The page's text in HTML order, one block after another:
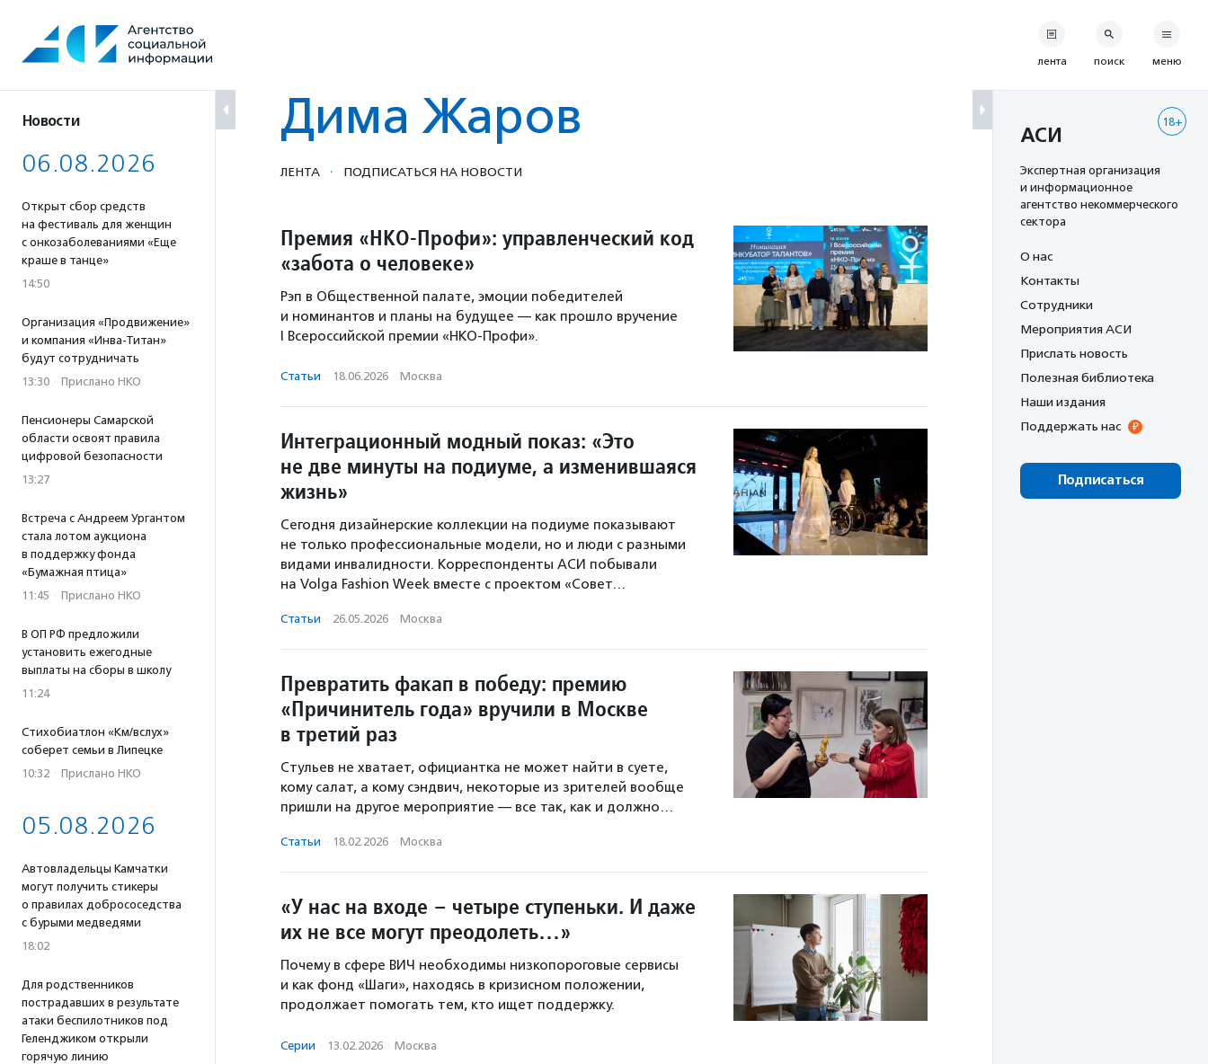
содержанию
Новости
06.08.2026
Открыт сбор средств
на фестиваль для женщин
с онкозаболеваниями «Еще
краше в танце»
14:50
Организация «Продвижение»
и компания «Инва-Титан»
будут сотрудничать
13:30 · Прислано НКО
Пенсионеры Самарской
области освоят правила
цифровой безопасности
13:27
Встреча с Андреем Ургантом
стала лотом аукциона
в поддержку фонда
«Бумажная птица»
11:45 · Прислано НКО
В ОП РФ предложили
установить ежегодные
выплаты на сборы в школу
11:24
Стихобиатлон «Км/вслух»
соберет семьи в Липецке
10:32 · Прислано НКО
05.08.2026
Автовладельцы Камчатки
могут получить стикеры
о правилах добрососедства
с бурыми медведями
18:02
Для родственников
пострадавших в результате
атаки беспилотников под
Геленджиком открыли
горячую линию
Дима Жаров
ЛЕНТА · ПОДПИСАТЬСЯ НА НОВОСТИ
Премия «НКО-Профи»: управленческий код
«забота о человеке»
Рэп в Общественной палате, эмоции победителей
и номинантов и планы на будущее — как прошло вручение
I Всероссийской премии «НКО-Профи».
Статьи · 18.06.2026 · Москва
Интеграционный модный показ: «Это
не две минуты на подиуме, а изменившаяся
жизнь»
Сегодня дизайнерские коллекции на подиуме показывают
не только профессиональные модели, но и люди с разными
видами инвалидности. Корреспонденты АСИ побывали
на Volga Fashion Week вместе с проектом «Совет…
Статьи · 26.05.2026 · Москва
Превратить факап в победу: премию
«Причинитель года» вручили в Москве
в третий раз
Стульев не хватает, официантка не может найти в суете,
кому салат, а кому сэндвич, некоторые из зрителей вообще
пришли на другое мероприятие — все так, как и должно…
Статьи · 18.02.2026 · Москва
«У нас на входе – четыре ступеньки. И даже
их не все могут преодолеть…»
Почему в сфере ВИЧ необходимы низкопороговые сервисы
и как фонд «Шаги», находясь в кризисном положении,
продолжает помогать тем, кто ищет поддержку.
Серии · 13.02.2026 · Москва
лента поиск меню
18+
АСИ
Экспертная организация
и информационное
агентство некоммерческого
сектора
О нас
Контакты
Сотрудники
Мероприятия АСИ
Прислать новость
Полезная библиотека
Наши издания
Поддержать нас
Подписаться